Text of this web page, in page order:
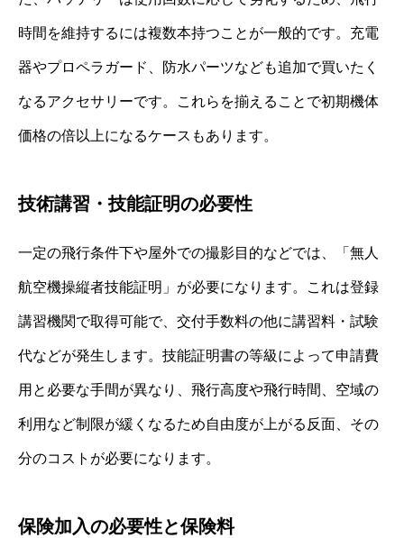
時間を維持するには複数本持つことが一般的です。充電
器やプロペラガード、防水パーツなども追加で買いたく
なるアクセサリーです。これらを揃えることで初期機体
価格の倍以上になるケースもあります。
技術講習・技能証明の必要性
一定の飛行条件下や屋外での撮影目的などでは、「無人
航空機操縦者技能証明」が必要になります。これは登録
講習機関で取得可能で、交付手数料の他に講習料・試験
代などが発生します。技能証明書の等級によって申請費
用と必要な手間が異なり、飛行高度や飛行時間、空域の
利用など制限が緩くなるため自由度が上がる反面、その
分のコストが必要になります。
保険加入の必要性と保険料